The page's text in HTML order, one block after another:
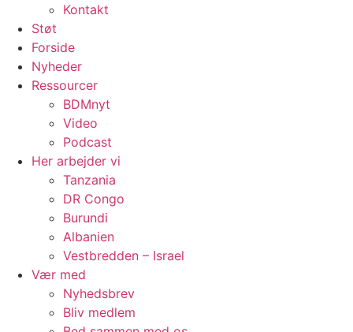
Kontakt
Støt
Forside
Nyheder
Ressourcer
BDMnyt
Video
Podcast
Her arbejder vi
Tanzania
DR Congo
Burundi
Albanien
Vestbredden – Israel
Vær med
Nyhedsbrev
Bliv medlem